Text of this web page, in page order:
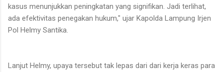
kasus menunjukkan peningkatan yang signifikan. Jadi terlihat,
ada efektivitas penegakan hukum," ujar Kapolda Lampung Irjen
Pol Helmy Santika.
Lanjut Helmy, upaya tersebut tak lepas dari dari kerja keras para